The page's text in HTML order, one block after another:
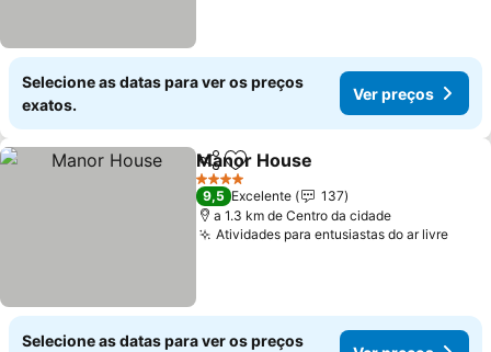
Selecione as datas para ver os preços
exatos.
Ver preços
PartilharAdicionar aos favoritos
Manor House
4 Estrelas
9,5 Excelente
137
a 1.3 km de Centro da cidade
Atividades para entusiastas do ar livre
Selecione as datas para ver os preços